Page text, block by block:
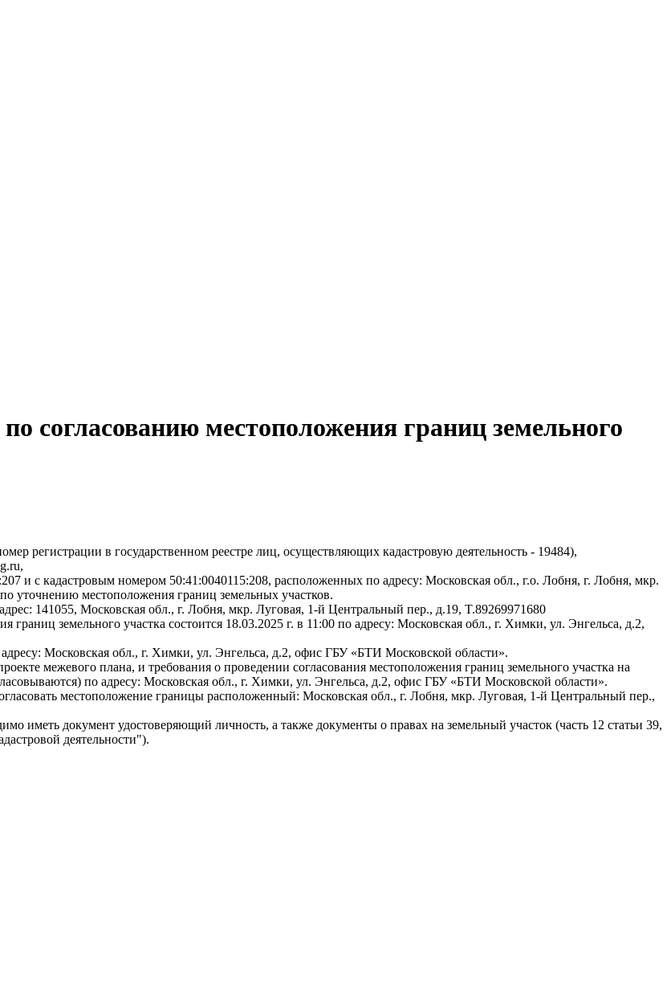
согласованию местоположения границ земельного
регистрации в государственном реестре лиц, осуществляющих кадастровую деятельность - 19484),
и с кадастровым номером 50:41:0040115:208, расположенных по адресу: Московская обл., г.о. Лобня, г. Лобня, мкр.
уточнению местоположения границ земельных участков.
141055, Московская обл., г. Лобня, мкр. Луговая, 1-й Центральный пер., д.19, T.89269971680
земельного участка состоится 18.03.2025 г. в 11:00 по адресу: Московская обл., г. Химки, ул. Энгельса, д.2,
Московская обл., г. Химки, ул. Энгельса, д.2, офис ГБУ «БТИ Московской области».
межевого плана, и требования о проведении согласования местоположения границ земельного участка на
по адресу: Московская обл., г. Химки, ул. Энгельса, д.2, офис ГБУ «БТИ Московской области».
местоположение границы расположенный: Московская обл., г. Лобня, мкр. Луговая, 1-й Центральный пер.,
иметь документ удостоверяющий личность, а также документы о правах на земельный участок (часть 12 статьи 39,
деятельности").